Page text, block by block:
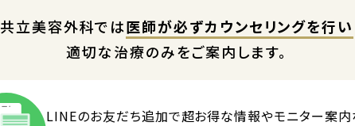
共立美容外科では医師が必ずカウンセリングを行い
適切な治療のみをご案内します。
LINEのお友だち追加で超お得な情報やモニター案